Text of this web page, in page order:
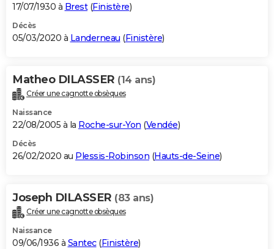
17/07/1930 à Brest(Finistère)
Décès
05/03/2020 à Landerneau (Finistère)
Matheo DILASSER (14 ans)
Créer une cagnotte obsèques
Naissance
22/08/2005 à la Roche-sur-Yon (Vendée)
Décès
26/02/2020 au Plessis-Robinson (Hauts-de-Seine)
Joseph DILASSER (83 ans)
Créer une cagnotte obsèques
Naissance
09/06/1936 à Santec(Finistère)